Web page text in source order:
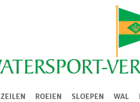
ZEILEN ROEIEN SLOEPEN WAL